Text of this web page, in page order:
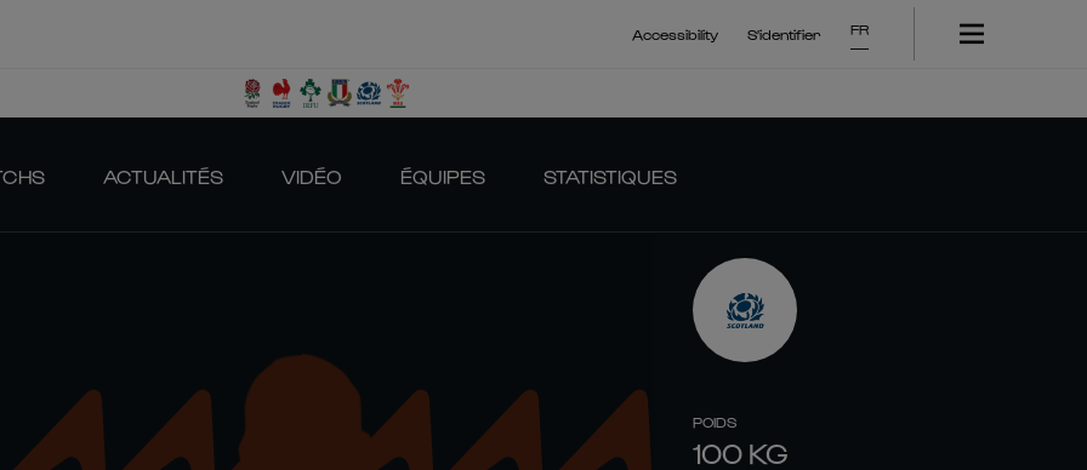
Accessibility S'identifier FR
ACTUALITÉS VIDÉO ÉQUIPES STATISTIQUES
POIDS
100 KG